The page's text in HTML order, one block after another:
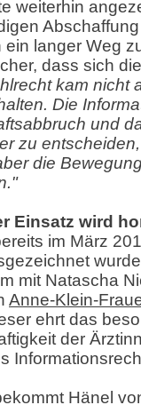
weiterhin
langer Weg
dass sich
kam nicht
Die
und
zu
die
Einsatz wird
im März
mit Natascha
Anne-Klein-
ehrt das
der
Hänel